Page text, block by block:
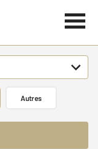
Autres